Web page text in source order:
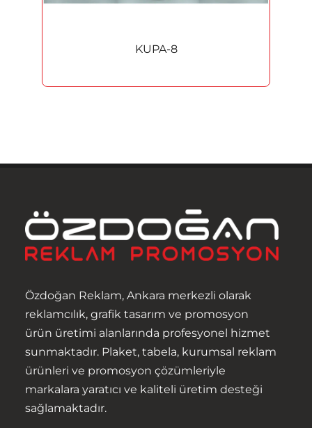
Kupa
Madalyon
Rozet
Promosyon
Reklam
Bayraklar
KUPA-8
Özdoğan Reklam, Ankara merkezli olarak
reklamcılık, grafik tasarım ve promosyon
ürün üretimi alanlarında profesyonel hizmet
sunmaktadır. Plaket, tabela, kurumsal reklam
ürünleri ve promosyon çözümleriyle
markalara yaratıcı ve kaliteli üretim desteği
sağlamaktadır.